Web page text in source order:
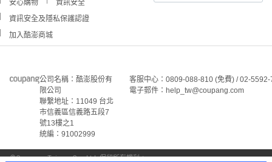
安心購物
資訊安全
資訊安全及隱私保護認證
加入酷澎商城
公司名稱：酷澎股份有
限公司
聯繫地址：11049 台北
市信義區信義路五段7
號13樓之1
統編：91002999
客服中心：0809-088-810 (免費) / 02-
電子郵件：help_tw@coupang.com
©Coupang Taiwan Co., Ltd. 保留所有權利。